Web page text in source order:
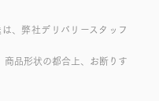
、弊社デリバリースタッフ
品形状の都合上、お断りす